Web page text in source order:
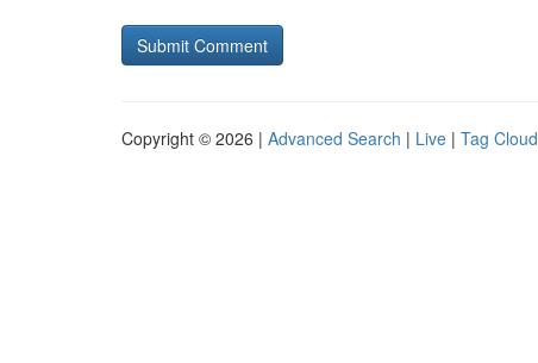
Copyright © 2026 | Advanced Search | Live | Tag Cloud